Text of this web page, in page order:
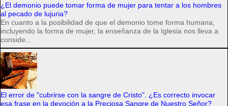
¿El demonio puede tomar forma de mujer para tentar a los hombres
al pecado de lujuria?
En cuanto a la posibilidad de que el demonio tome forma humana,
incluyendo la forma de mujer, la enseñanza de la Iglesia nos lleva a
conside...
El error de "cubrirse con la sangre de Cristo". ¿Es correcto invocar
esa frase en la devoción a la Preciosa Sangre de Nuestro Señor?